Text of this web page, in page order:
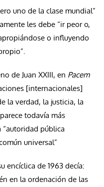
uno de la clase mundial”
les debe “ir peor o,
o influyendo
de Juan XXIII, en Pacem
[internacionales]
la verdad, la justicia, la
todavía más
“autoridad pública
universal”
encíclica de 1963 decía:
en la ordenación de las